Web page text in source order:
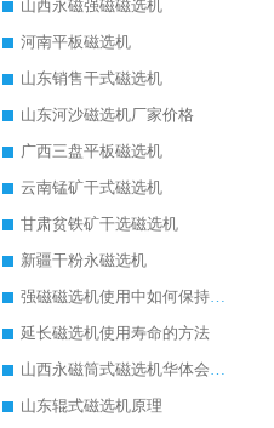
山西永磁强磁磁选机
河南平板磁选机
山东销售干式磁选机
山东河沙磁选机厂家价格
广西三盘平板磁选机
云南锰矿干式磁选机
甘肃贫铁矿干选磁选机
新疆干粉永磁选机
强磁磁选机使用中如何保持其顺畅运行
延长磁选机使用寿命的方法
山西永磁筒式磁选机华体会手机网页版-华体会(中国)
山东辊式磁选机原理